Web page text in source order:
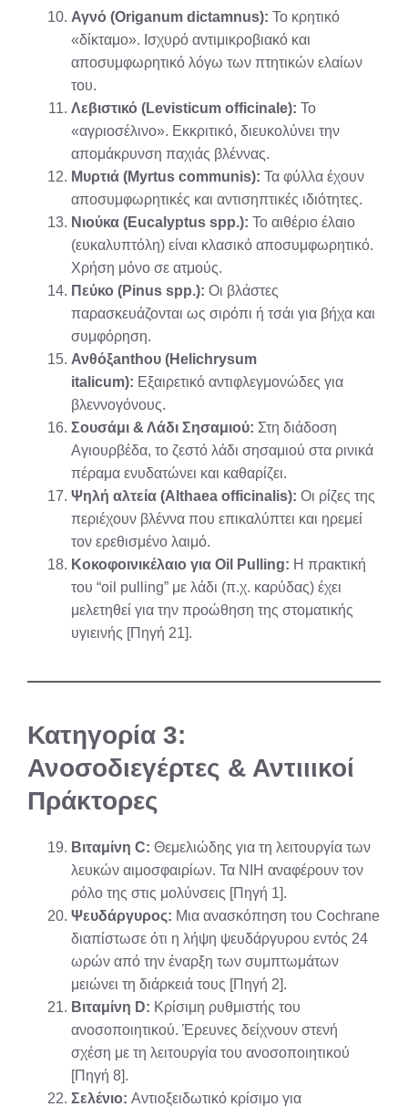
Αγνό (Origanum dictamnus): Το κρητικό
«δίκταμο». Ισχυρό αντιμικροβιακό και
αποσυμφωρητικό λόγω των πτητικών ελαίων
του.
Λεβιστικό (Levisticum officinale): Το
«αγριοσέλινο». Εκκριτικό, διευκολύνει την
απομάκρυνση παχιάς βλέννας.
Μυρτιά (Myrtus communis): Τα φύλλα έχουν
αποσυμφωρητικές και αντισηπτικές ιδιότητες.
Νιούκα (Eucalyptus spp.): Το αιθέριο έλαιο
(ευκαλυπτόλη) είναι κλασικό αποσυμφωρητικό.
Χρήση μόνο σε ατμούς.
Πεύκο (Pinus spp.): Οι βλάστες
παρασκευάζονται ως σιρόπι ή τσάι για βήχα και
συμφόρηση.
Ανθόξanthου (Helichrysum
italicum): Εξαιρετικό αντιφλεγμονώδες για
βλεννογόνους.
Σουσάμι & Λάδι Σησαμιού: Στη διάδοση
Αγιουρβέδα, το ζεστό λάδι σησαμιού στα ρινικά
πέραμα ενυδατώνει και καθαρίζει.
Ψηλή αλτεία (Althaea officinalis): Οι ρίζες της
περιέχουν βλέννα που επικαλύπτει και ηρεμεί
τον ερεθισμένο λαιμό.
Κοκοφοινικέλαιο για Oil Pulling: Η πρακτική
του “oil pulling” με λάδι (π.χ. καρύδας) έχει
μελετηθεί για την προώθηση της στοματικής
υγιεινής [Πηγή 21].
Κατηγορία 3:
Ανοσοδιεγέρτες & Αντιιικοί
Πράκτορες
Βιταμίνη C: Θεμελιώδης για τη λειτουργία των
λευκών αιμοσφαιρίων. Τα NIH αναφέρουν τον
ρόλο της στις μολύνσεις [Πηγή 1].
Ψευδάργυρος: Μια ανασκόπηση του Cochrane
διαπίστωσε ότι η λήψη ψευδάργυρου εντός 24
ωρών από την έναρξη των συμπτωμάτων
μειώνει τη διάρκειά τους [Πηγή 2].
Βιταμίνη D: Κρίσιμη ρυθμιστής του
ανοσοποιητικού. Έρευνες δείχνουν στενή
σχέση με τη λειτουργία του ανοσοποιητικού
[Πηγή 8].
Σελένιο: Αντιοξειδωτικό κρίσιμο για